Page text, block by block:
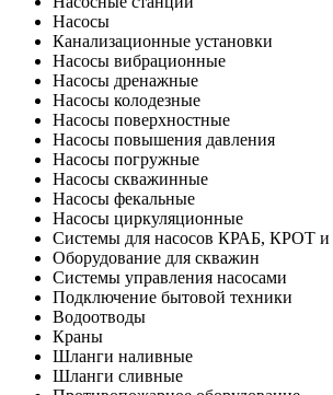
Насосы
Канализационные установки
Насосы вибрационные
Насосы дренажные
Насосы колодезные
Насосы поверхностные
Насосы повышения давления
Насосы погружные
Насосы скважинные
Насосы фекальные
Насосы циркуляционные
Системы для насосов КРАБ, КРОТ и
Оборудование для скважин
Системы управления насосами
Подключение бытовой техники
Водоотводы
Краны
Шланги наливные
Шланги сливные